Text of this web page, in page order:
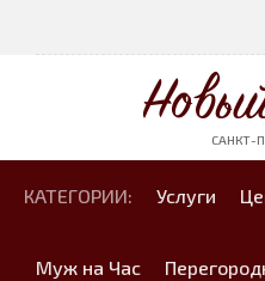
САНКТ-
КАТЕГОРИИ: Услуги
Муж на Час